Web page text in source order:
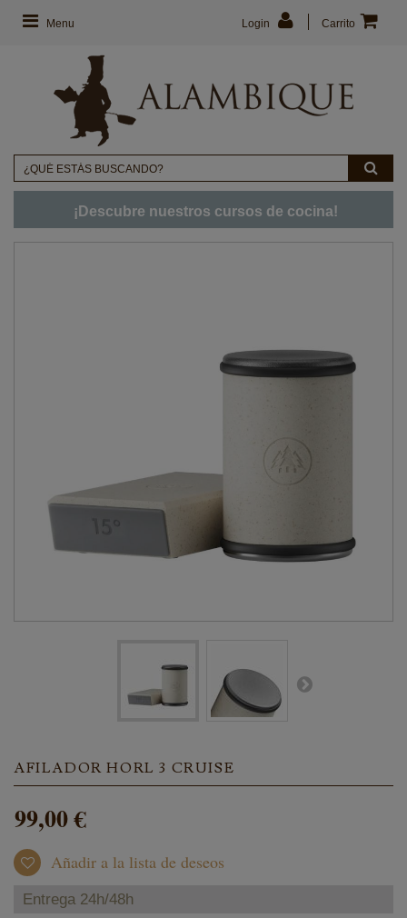
Menu Carrito
Login
¡Descubre nuestros cursos de cocina!
AFILADOR HORL 3 CRUISE
99,00 €
Añadir a la lista de deseos
Entrega 24h/48h